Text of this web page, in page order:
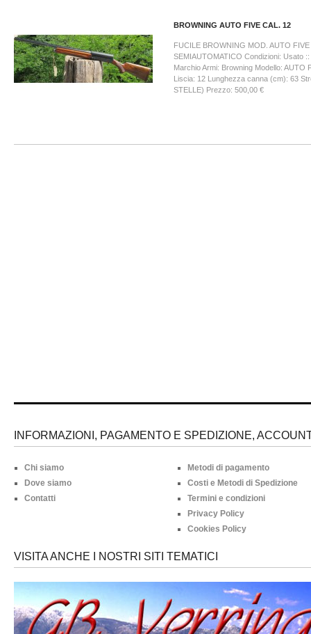
BROWNING AUTO FIVE CAL. 12
FUCILE BROWNING MOD. AUTO FIVE
SEMIAUTOMATICO Condizioni: Usato
Marchio Armi: Browning Modello: AUTO
Liscia: 12 Lunghezza canna (cm): 63
STELLE) Prezzo: 500,00 €
INFORMAZIONI, PAGAMENTO E SPEDIZIONE,
Chi siamo
Dove siamo
Contatti
Metodi di pagamento
Costi e Metodi di Spedizione
Termini e condizioni
Privacy Policy
Cookies Policy
VISITA ANCHE I NOSTRI SITI TEMATICI